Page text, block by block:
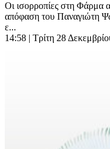
Οι ισορροπίες στη Φάρμα
απόφαση του Παναγιώτη
ε...
14:58 | Τρίτη 28